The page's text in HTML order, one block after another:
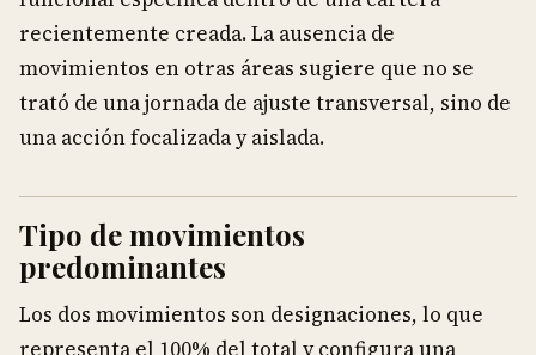
recientemente creada. La ausencia de
movimientos en otras áreas sugiere que no se
trató de una jornada de ajuste transversal, sino de
una acción focalizada y aislada.
Tipo de movimientos
predominantes
Los dos movimientos son designaciones, lo que
representa el 100% del total y configura una